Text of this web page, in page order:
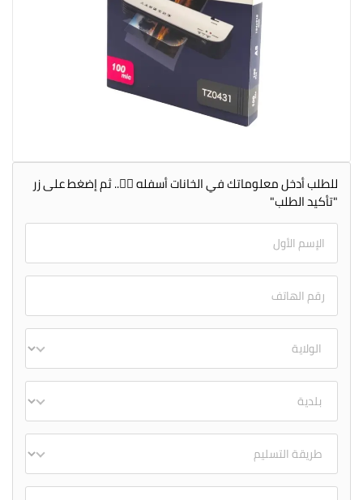
للطلب أدخل معلوماتك في الخانات أسفله 👇🏻.. ثم إضغط على زر
"تأكيد الطلب"